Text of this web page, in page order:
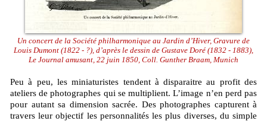
Un concert de la Société philharmonique au Jardin d’Hiver, Gravure de
Louis Dumont (1822 - ?), d’après le dessin de Gustave Doré (1832 - 1883),
Le Journal amusant, 22 juin 1850, Coll. Gunther Braam, Munich
Peu à peu, les miniaturistes tendent à disparaitre au profit des
ateliers de photographes qui se multiplient. L’image n’en perd pas
pour autant sa dimension sacrée. Des photographes capturent à
travers leur objectif les personnalités les plus diverses, du simple